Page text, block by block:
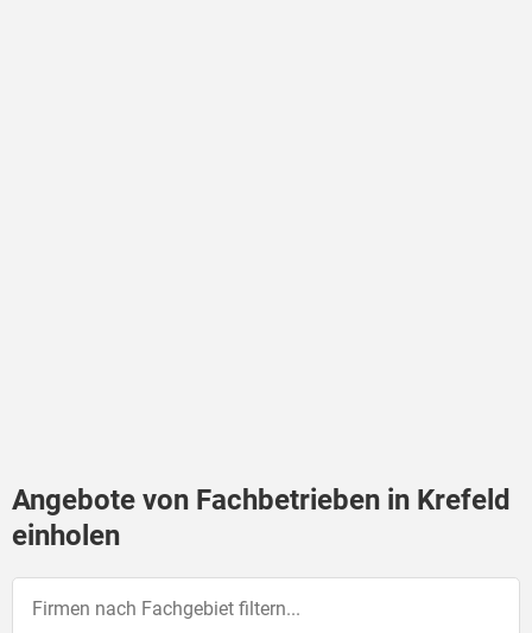
Angebote von Fachbetrieben in Krefeld
einholen